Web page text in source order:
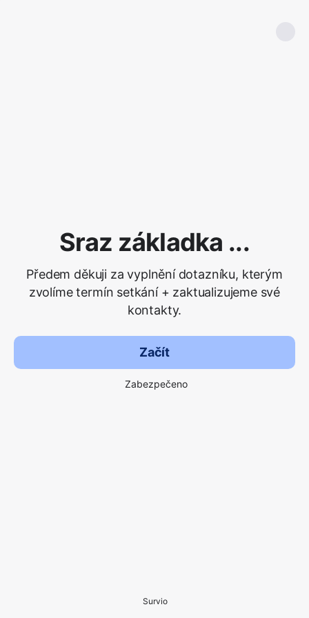
Sraz základka ...
Předem děkuji za vyplnění dotazníku, kterým
zvolíme termín setkání + zaktualizujeme své
kontakty.
Začít
Zabezpečeno
Survio